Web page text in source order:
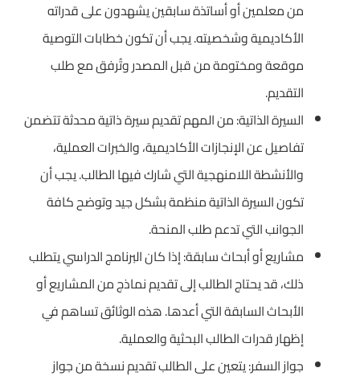
من معلمين أو أساتذة سابقين يشهدون على قدراته
الأكاديمية وشخصيته. يجب أن تكون خطابات التوصية
موقعة ومختومة من قبل المصدر وتُرفق مع طلب
التقديم.
السيرة الذاتية: من المهم تقديم سيرة ذاتية محدثة تتضمن
تفاصيل عن الإنجازات الأكاديمية، والخبرات العملية،
والأنشطة اللامنهجية التي شارك فيها الطالب. يجب أن
تكون السيرة الذاتية منظمة بشكل جيد وتوضح كافة
الجوانب التي تدعم طلب المنحة.
مشاريع أو أبحاث سابقة: إذا كان البرنامج الدراسي يتطلب
ذلك، قد يحتاج الطالب إلى تقديم نماذج من المشاريع أو
الأبحاث السابقة التي أعدها. هذه الوثائق تساهم في
إظهار قدرات الطالب البحثية والعملية.
جواز السفر: يتعين على الطالب تقديم نسخة من جواز